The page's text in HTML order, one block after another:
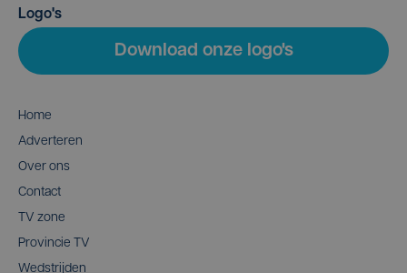
Logo's
Download onze logo's
Home
Adverteren
Over ons
Contact
TV zone
Provincie TV
Wedstrijden